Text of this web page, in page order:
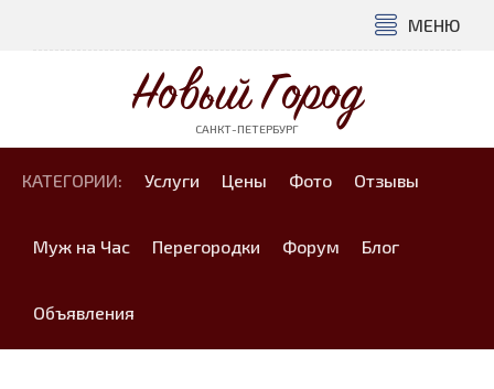
МЕНЮ
Новый Город
САНКТ-ПЕТЕРБУРГ
КАТЕГОРИИ: Услуги Цены Фото Отзывы
Муж на Час Перегородки Форум Блог
Объявления